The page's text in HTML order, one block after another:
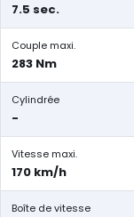
7.5 sec.
Couple maxi.
283 Nm
Cylindrée
-
Vitesse maxi.
170 km/h
Boîte de vitesse